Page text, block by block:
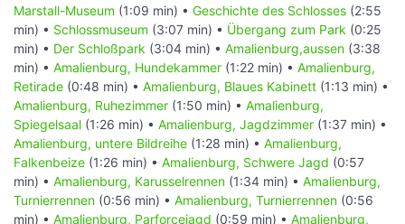
Marstall-Museum (1:09 min) • Geschichte des Schlosses (2:55
min) • Schlossmuseum (3:07 min) • Übergang zum Park (0:25
min) • Der Schloßpark (3:04 min) • Amalienburg,aussen (3:38
min) • Amalienburg, Hundekammer (1:22 min) • Amalienburg,
Retirade (0:48 min) • Amalienburg, Blaues Kabinett (1:13 min) •
Amalienburg, Ruhezimmer (1:50 min) • Amalienburg,
Spiegelsaal (1:26 min) • Amalienburg, Jagdzimmer (1:37 min) •
Amalienburg, untere Bildreihe (1:28 min) • Amalienburg,
Falkenbeize (1:26 min) • Amalienburg, Schwere Jagd (0:57
min) • Amalienburg, Karusselrennen (1:34 min) • Amalienburg,
Turnierrennen (0:56 min) • Amalienburg, Turnierrennen (0:56
min) • Amalienburg, Parforcejagd (0:59 min) • Amalienburg,